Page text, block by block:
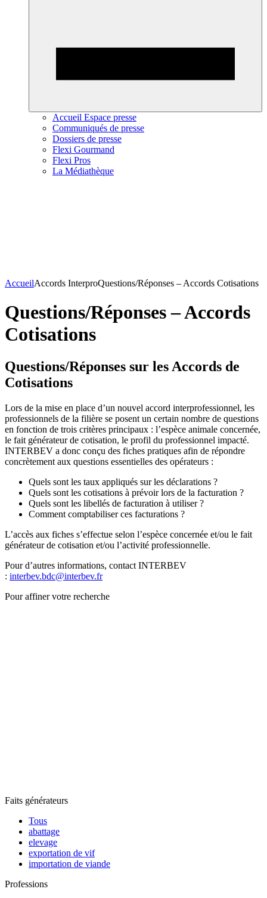
Accueil Espace presse
Communiqués de presse
Dossiers de presse
Flexi Gourmand
Flexi Pros
La Médiathèque
AccueilAccords InterproQuestions/Réponses – Accords Cotisations
Questions/Réponses – Accords
Cotisations
Questions/Réponses sur les Accords de
Cotisations
Lors de la mise en place d’un nouvel accord interprofessionnel, les
professionnels de la filière se posent un certain nombre de questions
en fonction de trois critères principaux : l’espèce animale concernée,
le fait générateur de cotisation, le profil du professionnel impacté.
INTERBEV a donc conçu des fiches pratiques afin de répondre
concrètement aux questions essentielles des opérateurs :
Quels sont les taux appliqués sur les déclarations ?
Quels sont les cotisations à prévoir lors de la facturation ?
Quels sont les libellés de facturation à utiliser ?
Comment comptabiliser ces facturations ?
L’accès aux fiches s’effectue selon l’espèce concernée et/ou le fait
générateur de cotisation et/ou l’activité professionnelle.
Pour d’autres informations, contact INTERBEV
: interbev.bdc@interbev.fr
Pour affiner votre recherche
Faits générateurs
Tous
abattage
elevage
exportation de vif
importation de viande
Professions